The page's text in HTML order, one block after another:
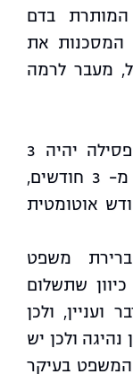
המותרת בדם
המסכנות את
מעבר לרמה
לא להגיע למצב בו עונש הפסילה יהיה 3
חודשים אלא פסילה פחותה מ- 3 חודשים,
אוטומטית
משפט
שתשלום
ולכן
נהיגה ולכן יש
המשפט בעיקר